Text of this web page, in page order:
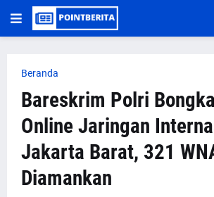
Beranda
Bareskrim Polri
Online Jaringan
Jakarta Barat, 321
Diamankan